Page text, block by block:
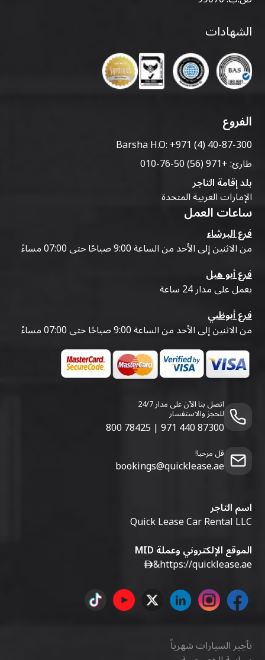
الشهادات
الفروع
Barsha H.O:+971 (4) 40-87-300
طارئ:+971 (56) 50-76-010
بلد إقامة التاجر
الإمارات العربية المتحدة
ساعات العمل
فرع البرشاء
من الاثنين إلى الأحد من الساعة 9:00 صباحًا حتى 07:00 مساءً
فرع أبو هيل
يعمل على مدار 24 ساعة
فرع أبوظبي
من الاثنين إلى الأحد من الساعة 9:00 صباحًا حتى 07:00 مساءً
اتصل بنا الآن على مدار 24/7
للحجز والاستفسار
800 78425 | 971 440 87300
قل مرحبا!
bookings@quicklease.ae
اسم التاجر
Quick Lease Car Rental LLC
الموقع الإلكتروني وعملة MID
https://quicklease.ae
&
تأجير السيارات شهرياً